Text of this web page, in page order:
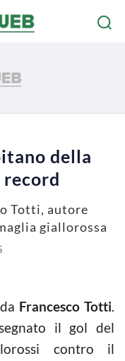
della
record
Totti, autore
giallorossa
Francesco Totti.
il gol del
contro il